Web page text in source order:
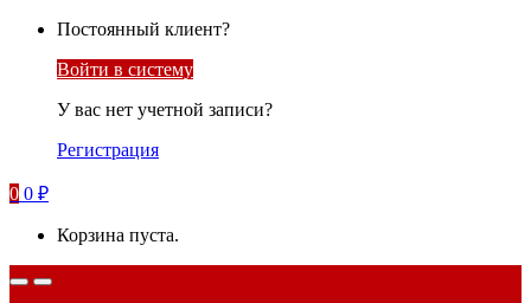
Постоянный клиент?
Войти в систему
У вас нет учетной записи?
Регистрация
0 0 ₽
Корзина пуста.